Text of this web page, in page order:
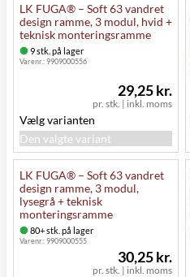
LK FUGA® – Soft 63 vandret
design ramme, 3 modul, hvid +
teknisk monteringsramme
9 stk. på lager
Varenr.:9909000556
pr. stk. | inkl. moms
29,25 kr.
Vælg varianten
Den valgte variant
LK FUGA® – Soft 63 vandret
design ramme, 3 modul,
lysegrå + teknisk
monteringsramme
80+ stk. på lager
Varenr.:9909000555
pr. stk. | inkl. moms
30,25 kr.